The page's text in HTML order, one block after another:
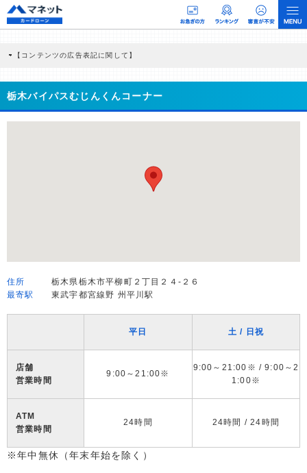
【コンテンツの広告表記に関して】
商品を根拠なくPRするものではなく、当編集部の調査／ユーザーへの口コミ収集な
どに基づき、公平性を担保した情報提供を行っています。
>提携企業一覧
栃木バイパスむじんくんコーナー
住所
栃木県栃木市平柳町２丁目２４-２６
最寄駅
東武宇都宮線野 州平川駅
平日 土 / 日祝
店舗
営業時間
9:00～21:00※
9:00～21:00※ / 9:00～2
1:00※
ATM
営業時間
24時間 24時間 / 24時間
※年中無休（年末年始を除く）